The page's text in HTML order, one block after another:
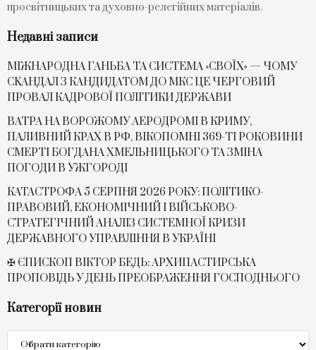
просвітницьких та духовно-релегійних матеріалів.
Недавні записи
МІЖНАРОДНА ГАНЬБА ТА СИСТЕМА «СВОЇХ» — ЧОМУ
СKАНДАЛ З КАНДИДАТОМ ДО МКС ЦЕ ЧЕРГОВИЙ
ПРОВАЛ КАДРОВОЇ ПОЛІТИКИ ДЕРЖАВИ
ВАТРА НА ВОРОЖОМУ АЕРОДРОМІ В КРИМУ,
ПАЛИВНИЙ КРАХ В РФ, ВІКОПОМНІ 369-ТІ РОКОВИНИ
СМЕРТІ БОГДАНА ХМЕЛЬНИЦЬКОГО ТА ЗМІНА
ПОГОДИ В УЖГОРОДІ
КАТАСТРОФА 5 СЕРПНЯ 2026 РОКУ: ПОЛІТИКО-
ПРАВОВИЙ, ЕКОНОМІЧНИЙ І ВІЙСЬКОВО-
СТРАТЕГІЧНИЙ АНАЛІЗ СИСТЕМНОЇ КРИЗИ
ДЕРЖАВНОГО УПРАВЛІННЯ В УКРАЇНІ
✠ ЄПИСКОП ВІКТОР БЕДЬ: АРХИПАСТИРСЬКА
ПРОПОВІДЬ У ДЕНЬ ПРЕОБРАЖЕННЯ ГОСПОДНЬОГО
Категорії новин